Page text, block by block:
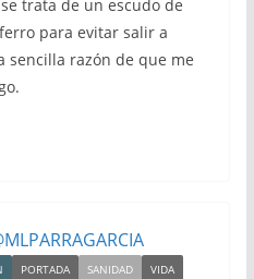
trata de un escudo de
para evitar salir a
sencilla razón de que me
PORTADA SANIDAD VIDA